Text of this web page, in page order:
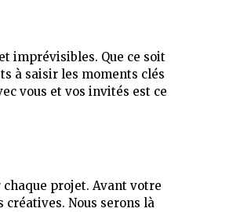
imprévisibles. Que ce soit
à saisir les moments clés
vous et vos invités est ce
projet. Avant votre
Nous serons là